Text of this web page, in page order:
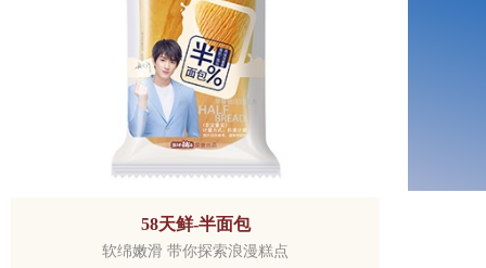
58天鲜-半面包
软绵嫩滑 带你探索浪漫糕点